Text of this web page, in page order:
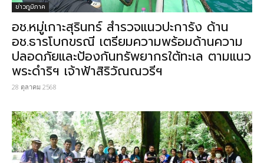
ข่าวภูมิภาค
อช.หมู่เกาะสุรินทร์ สำรวจแนวปะการัง​ ด้าน​
อช.ธารโบกขรณี เตรียมความพร้อมด้านความ
ปลอดภัยและป้องกันทรัพยากรใต้ทะเล​ ตามแนว
พระดำริฯ เจ้าฟ้าสิริวัณณวรีฯ
28 ตุลาคม 2568